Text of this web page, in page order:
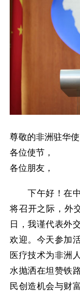
尊敬的非洲驻华
各位使节，
各位朋友，
下午好！在中
将召开之际，外
日，我谨代表外
欢迎。今天参加
医疗技术为非洲
水抛洒在坦赞铁
民创造机会与财